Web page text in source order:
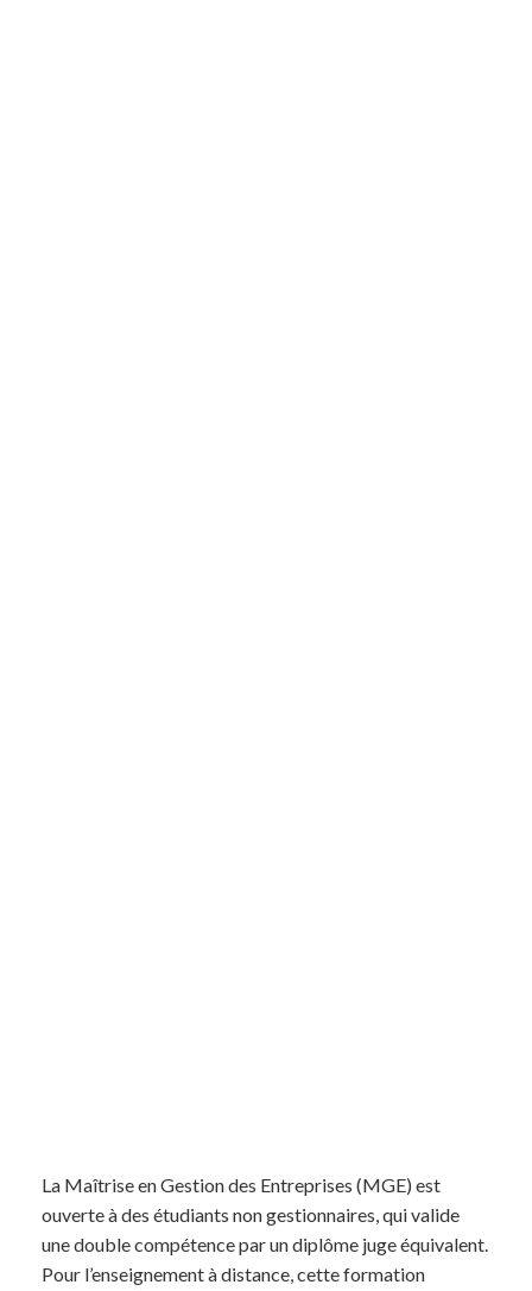
La Maîtrise en Gestion des Entreprises (MGE) est
ouverte à des étudiants non gestionnaires, qui valide
une double compétence par un diplôme juge équivalent.
Pour l’enseignement à distance, cette formation